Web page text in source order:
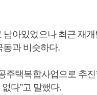
아있었으나 최근 재
동과 비슷하다.
주택복합사업으로 추
다”고 말했다.